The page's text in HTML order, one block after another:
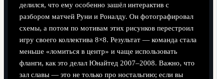
делился, что ему особенно зашёл интерактив с
разбором матчей Руни и Роналду. Он фотографировал
схемы, а потом по мотивам этих рисунков перестроил
игру своего коллектива 8×8. Результат — команда стала
меньше «ломиться в центр» и чаще использовать
фланги, как это делал Юнайтед 2007–2008. Важно, что
зал славы — это не только про ностальгию; если вы